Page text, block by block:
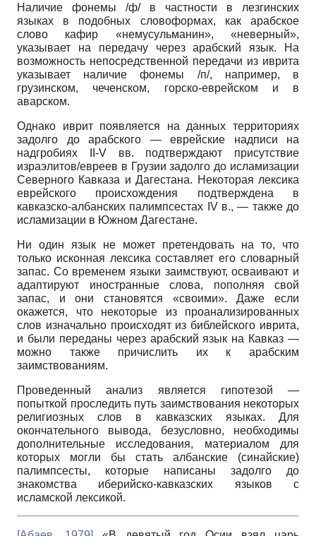
Наличие фонемы /ф/ в частности в лезгинских
языках в подобных словоформах, как арабское
слово кафир «немусульманин», «неверный»,
указывает на передачу через арабский язык. На
возможность непосредственной передачи из иврита
указывает наличие фонемы /п/, например, в
грузинском, чеченском, горско-еврейском и в
аварском.
Однако иврит появляется на данных территориях
задолго до арабского — еврейские надписи на
надгробиях II-V вв. подтверждают присутствие
израэлитов/евреев в Грузии задолго до исламизации
Северного Кавказа и Дагестана. Некоторая лексика
еврейского происхождения подтверждена в
кавказско-албанских палимпсестах IV в., — также до
исламизации в Южном Дагестане.
Ни один язык не может претендовать на то, что
только исконная лексика составляет его словарный
запас. Со временем языки заимствуют, осваивают и
адаптируют иностранные слова, пополняя свой
запас, и они становятся «своими». Даже если
окажется, что некоторые из проанализированных
слов изначально происходят из библейского иврита,
и были переданы через арабский язык на Кавказ —
можно также причислить их к арабским
заимствованиям.
Проведенный анализ является гипотезой —
попыткой проследить путь заимствования некоторых
религиозных слов в кавказских языках. Для
окончательного вывода, безусловно, необходимы
дополнительные исследования, материалом для
которых могли бы стать албанские (синайские)
палимпсесты, которые написаны задолго до
знакомства иберийско-кавказских языков с
исламской лексикой.